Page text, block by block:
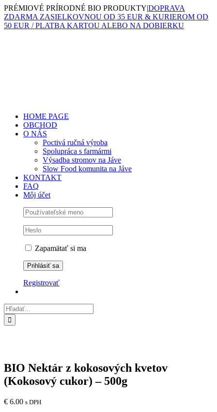
Skip
to
content
PRÉMIOVÉ PRÍRODNÉ BIO PRODUKTY|DOPRAVA
ZDARMA ZASIELKOVNOU OD 35 EUR & KURIEROM OD
50 EUR / PLATBA KARTOU ALEBO NA DOBIERKU
HOME PAGE
OBCHOD
O NÁS
Poctivá ručná výroba
Spolupráca s farmármi
Výsadba stromov na Jáve
Slow Food komunita na Jáve
KONTAKT
FAQ
Môj účet
Zapamätať si ma
Registrovať
Hľadať:
BIO Nektár z kokosových kvetov
(Kokosový cukor) – 500g
€ 6.00 s DPH